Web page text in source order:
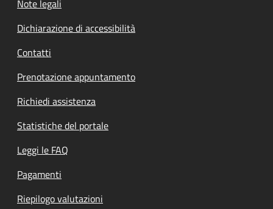
Note legali
Dichiarazione di accessibilità
Contatti
Prenotazione appuntamento
Richiedi assistenza
Statistiche del portale
Leggi le FAQ
Pagamenti
Riepilogo valutazioni